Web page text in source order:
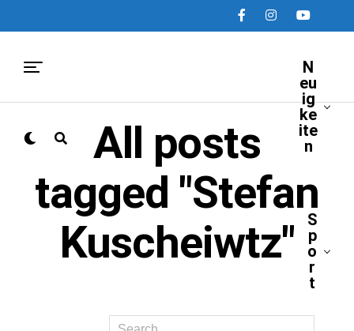
N
eu
ig
ke
ite
n
S
p
o
r
t
All posts
tagged "Stefan
Kuscheiwtz"